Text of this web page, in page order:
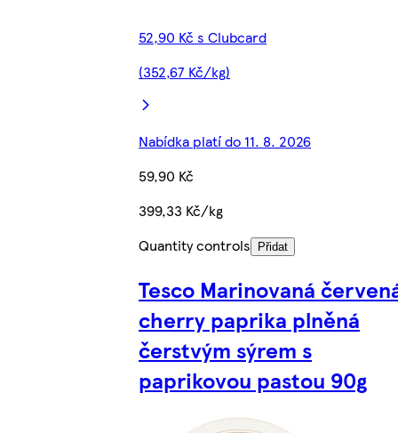
52,90 Kč s Clubcard
(352,67 Kč/kg)
Nabídka platí do 11. 8. 2026
59,90 Kč
399,33 Kč/kg
Quantity controls
Přidat
Tesco Marinovaná
cherry paprika plněná
čerstvým sýrem s
paprikovou pastou 90g